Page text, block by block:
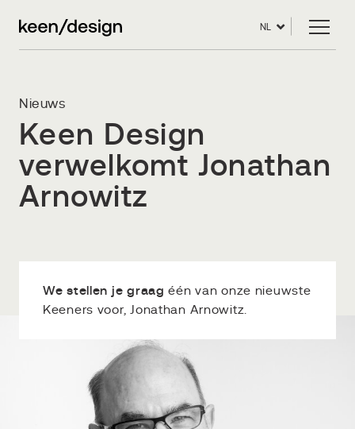
NL
Nieuws
Keen Design
verwelkomt Jonathan
Arnowitz
We stellen je graag één van onze nieuwste
Keeners voor, Jonathan Arnowitz.